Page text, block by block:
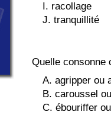
I. racollage
J. tranquillité
Quelle consonne
A. agripper ou
B. caroussel
C. ébouriffer